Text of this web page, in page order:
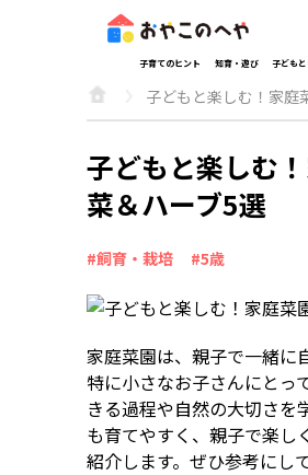
子育てのヒント 知育・遊び 子ども
子どもと楽しむ！家庭
子どもと楽しむ
菜＆ハーブ5選
#飼育・栽培 #5歳
家庭菜園は、親子で一緒に
特に小さなお子さんにとっ
きる過程や自然の大切さを
も育てやすく、親子で楽し
紹介します。ぜひ参考にし